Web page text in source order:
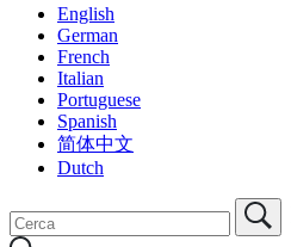
English
German
French
Italian
Portuguese
Spanish
简体中文
Dutch